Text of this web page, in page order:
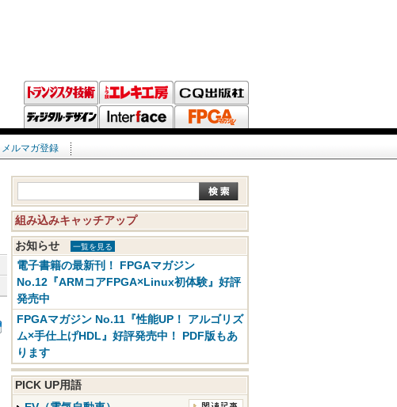
メルマガ登録
組み込みキャッチアップ
お知らせ 一覧を見る
電子書籍の最新刊！ FPGAマガジン
No.12『ARMコアFPGA×Linux初体験』好評
発売中
FPGAマガジン No.11『性能UP！ アルゴリズ
ム×手仕上げHDL』好評発売中！ PDF版もあ
ります
PICK UP用語